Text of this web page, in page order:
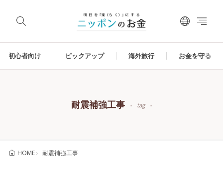
初心者向け ピックアップ 海外旅行 お金を守る
耐震補強工事 tag
HOME 耐震補強工事